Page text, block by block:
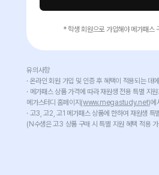
* 학생 회원으로 가입해야 메가패스
유의사항
· 온라인 회원 가입 및 인증 후 혜택이 적용되는 데
· 메가패스 상품 가격에 따라 재원생 전용 특별 지
메가스터디 홈페이지 (www.megastudy.net)에
· 고3, 고2, 고1 메가패스 상품에 한하여 재원생 특
(N수생은 고3 상품 구매 시 특별 지원 혜택 적용 가